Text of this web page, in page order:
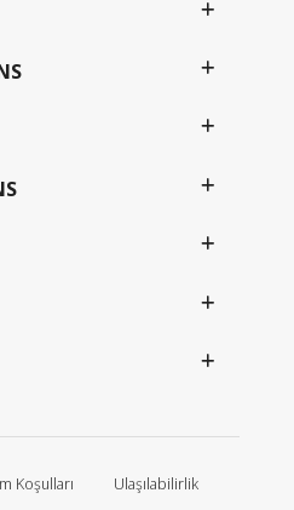
Koşulları
Ulaşılabilirlik